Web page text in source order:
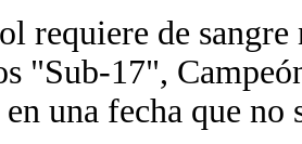
requiere de sangre
"Sub-17",
una fecha que